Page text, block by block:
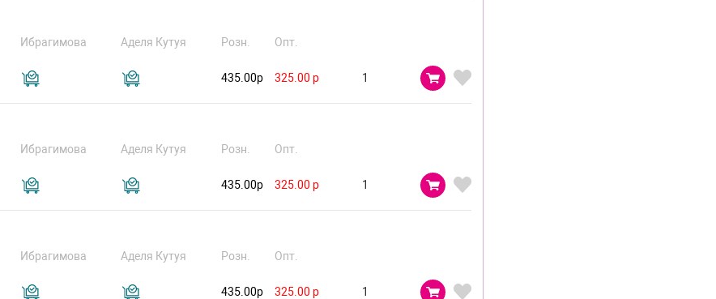
Ибрагимова Аделя Кутуя Розн. Опт.
435.00р 325.00 р
Ибрагимова Аделя Кутуя Розн. Опт.
435.00р 325.00 р
Ибрагимова Аделя Кутуя Розн. Опт.
435.00р 325.00 р